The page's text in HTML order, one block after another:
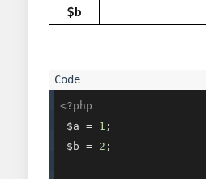
$b
<?php
$a = 1 ;
$b = 2 ;